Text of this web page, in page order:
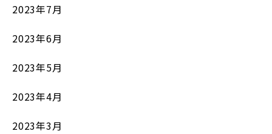
2023年7月
2023年6月
2023年5月
2023年4月
2023年3月